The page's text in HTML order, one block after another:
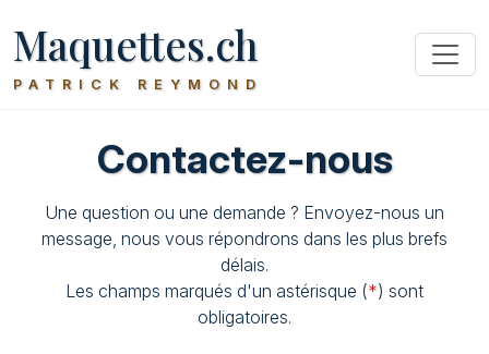
Maquettes.ch
PATRICK REYMOND
Contactez-nous
Une question ou une demande ? Envoyez-nous un
message, nous vous répondrons dans les plus brefs
délais.
Les champs marqués d'un astérisque (*) sont
obligatoires.